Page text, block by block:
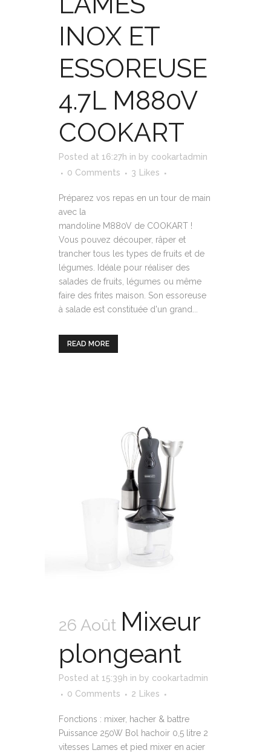
INOX ET
ESSOREUSE
4.7L M880V
COOKART
Posted at 16:27h in by cookartadmin
0 Comments
3 Likes
Préparez vos repas en un tour de main
avec la
mandoline M880V de COOKART !
Vous pouvez découper, râper et
trancher tous les types de fruits et de
légumes. Idéale pour réaliser des
salades de fruits, légumes ou même
faire des frites maison. Son essoreuse
à salade est constituée d'un grand...
READ MORE
26 Août Mixeur
plongeant
Posted at 15:39h in by cookartadmin
0 Comments
2 Likes
Fonctions : mixer, hacher & battre
Puissance 250W Bol hachoir 0,5 litre 2
vitesses Lames et pied mixer en acier